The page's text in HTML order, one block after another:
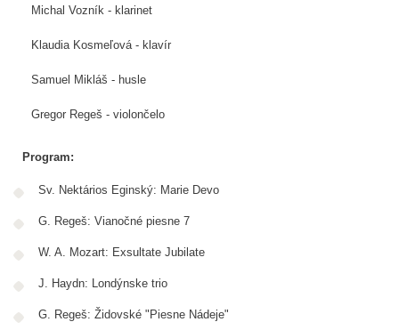
Michal Vozník - klarinet
Klaudia Kosmeľová - klavír
Samuel Mikláš - husle
Gregor Regeš - violončelo
Program:
Sv. Nektários Eginský: Marie Devo
G. Regeš: Vianočné piesne 7
W. A. Mozart: Exsultate Jubilate
J. Haydn: Londýnske trio
G. Regeš: Židovské "Piesne Nádeje"